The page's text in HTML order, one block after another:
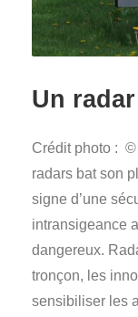
Un
Crédit photo : ©
radars bat son
signe d’une
intransigeance
dangereux.
tronçon, les
sensibiliser les